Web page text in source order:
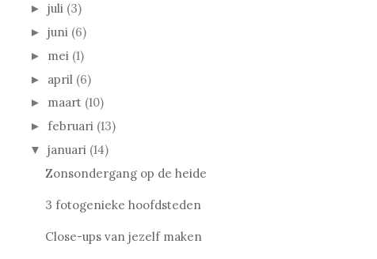
► juli (3)
► juni (6)
► mei (1)
► april (6)
► maart (10)
► februari (13)
▼ januari (14)
Zonsondergang op de heide
3 fotogenieke hoofdsteden
Close-ups van jezelf maken